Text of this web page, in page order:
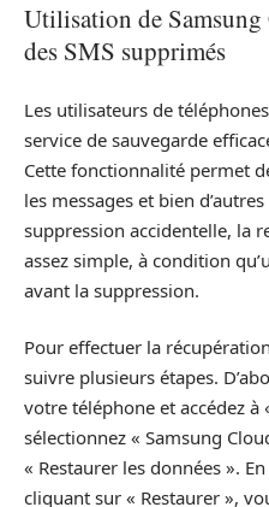
Utilisation de
des SMS supprimés
Les utilisateurs de
service de sauvegarde
Cette fonctionnalité permet
les messages et bien
suppression accidentelle, la
assez simple, à condition
avant la suppression.
Pour effectuer la
suivre plusieurs étapes.
votre téléphone et accédez à
sélectionnez « Samsung
« Restaurer les données ».
cliquant sur « Restaurer »,